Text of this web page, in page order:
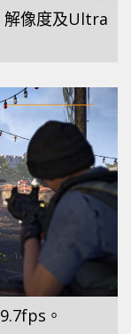
解像度及Ultra
。